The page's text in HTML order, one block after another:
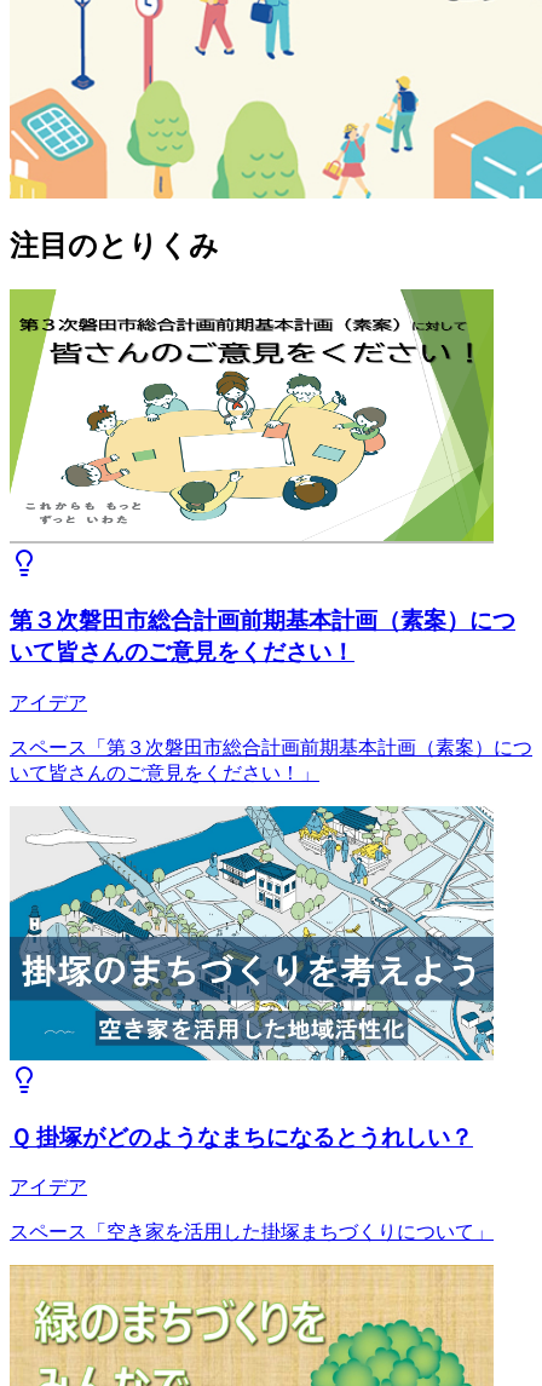
注目のとりくみ
第３次磐田市総合計画前期基本計画（素案）につ
いて皆さんのご意見をください！
アイデア
スペース「第３次磐田市総合計画前期基本計画（素案）につ
いて皆さんのご意見をください！」
Ｑ 掛塚がどのようなまちになるとうれしい？
アイデア
スペース「空き家を活用した掛塚まちづくりについて」